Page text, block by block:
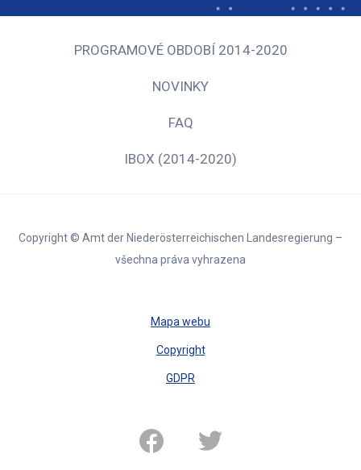
PROGRAMOVÉ OBDOBÍ 2014-2020
NOVINKY
FAQ
IBOX (2014-2020)
Copyright © Amt der Niederösterreichischen Landesregierung –
všechna práva vyhrazena
Mapa webu
Copyright
GDPR